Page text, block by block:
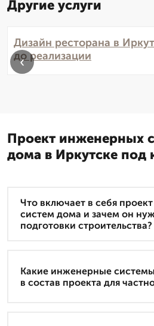
Другие услуги
Дизайн ресторана в
до реализации
‹
Проект инженерных
дома в Иркутске
Что включает в себя
систем дома и зачем он
подготовки строительства?
Какие инженерные
в состав проекта для